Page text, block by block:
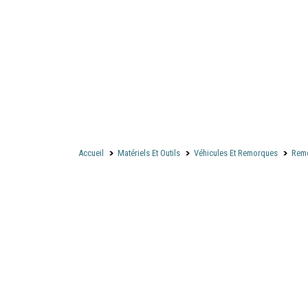
Accueil Matériels Et Outils Véhicules Et Remorques